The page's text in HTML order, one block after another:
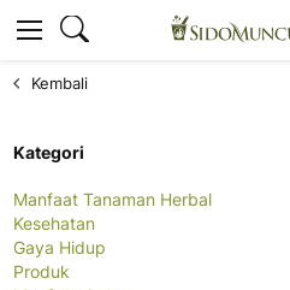
Kembali
Kategori
Manfaat Tanaman Herbal
Kesehatan
Gaya Hidup
Produk